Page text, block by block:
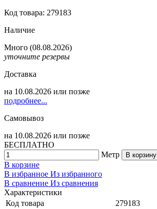
Код товара: 279183
Наличие
Много (08.08.2026)
уточните резервы
Доставка
на 10.08.2026 или позже
подробнее...
Самовывоз
на 10.08.2026 или позже
БЕСПЛАТНО
Метр
В корзину
В корзине
В избранное Из избранного
В сравнение Из сравнения
Характеристики
Код товара
279183